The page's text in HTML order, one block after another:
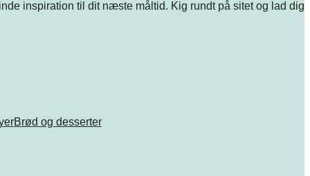
inspiration til dit næste måltid. Kig rundt på sitet og lad dig
Brød og desserter